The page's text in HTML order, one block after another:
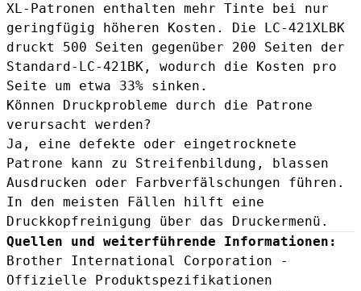
XL-Patronen enthalten mehr Tinte bei nur
geringfügig höheren Kosten. Die LC-421XLBK
druckt 500 Seiten gegenüber 200 Seiten der
Standard-LC-421BK, wodurch die Kosten pro
Seite um etwa 33% sinken.
Können Druckprobleme durch die Patrone
verursacht werden?
Ja, eine defekte oder eingetrocknete
Patrone kann zu Streifenbildung, blassen
Ausdrucken oder Farbverfälschungen führen.
In den meisten Fällen hilft eine
Druckkopfreinigung über das Druckermenü.
Quellen und weiterführende Informationen:
Brother International Corporation -
Offizielle Produktspezifikationen